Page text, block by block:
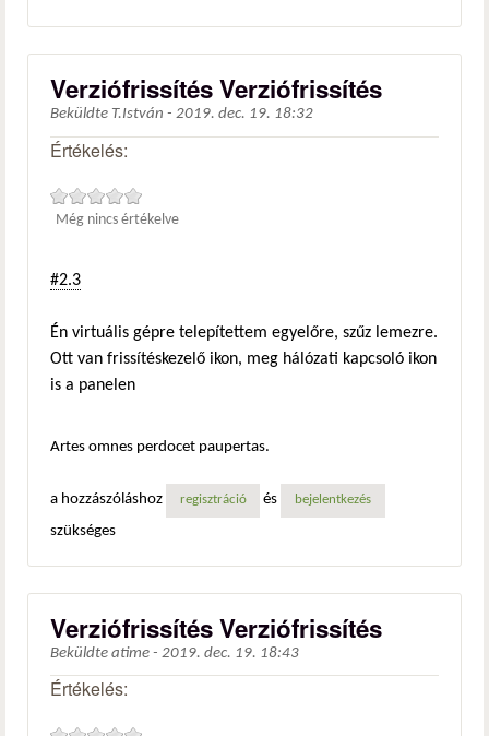
Verziófrissítés Verziófrissítés
Beküldte T.István - 2019. dec. 19. 18:32
Értékelés:
Még nincs értékelve
#2.3
Én virtuális gépre telepítettem egyelőre, szűz lemezre.
Ott van frissítéskezelő ikon, meg hálózati kapcsoló ikon
is a panelen
Artes omnes perdocet paupertas.
a hozzászóláshoz regisztráció és bejelentkezés
szükséges
Verziófrissítés Verziófrissítés
Beküldte atime - 2019. dec. 19. 18:43
Értékelés: